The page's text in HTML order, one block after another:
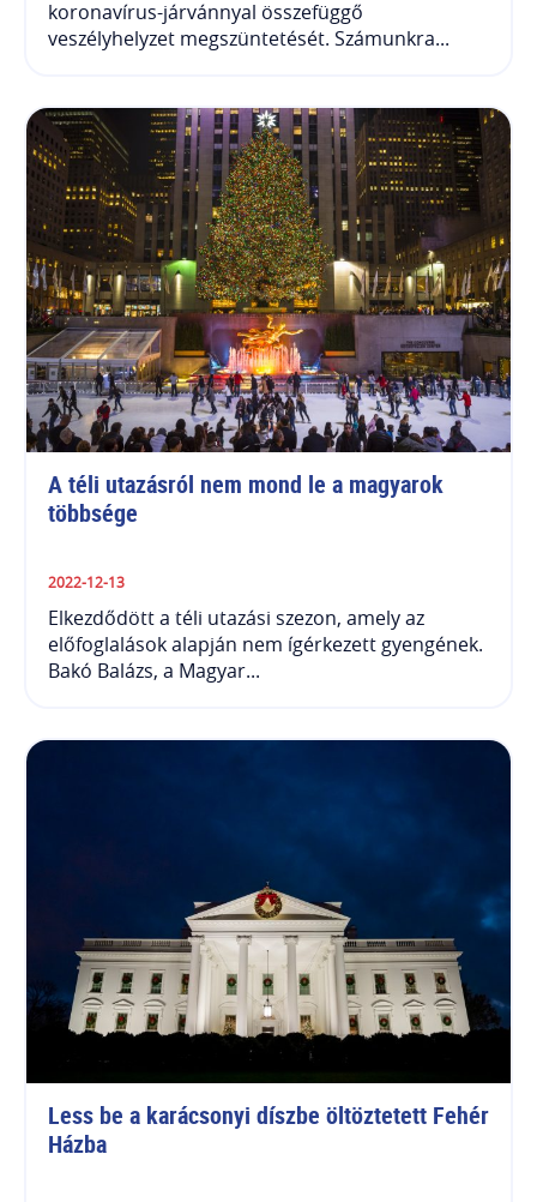
koronavírus-járvánnyal összefüggő
veszélyhelyzet megszüntetését. Számunkra...
A téli utazásról nem mond le a magyarok
többsége
2022-12-13
Elkezdődött a téli utazási szezon, amely az
előfoglalások alapján nem ígérkezett gyengének.
Bakó Balázs, a Magyar...
Less be a karácsonyi díszbe öltöztetett Fehér
Házba